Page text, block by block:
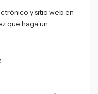
y sitio web en
que haga un